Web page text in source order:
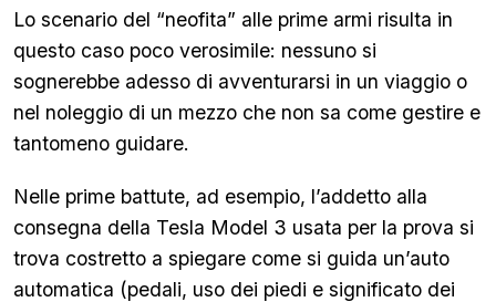
Lo scenario del “neofita” alle prime armi risulta in
questo caso poco verosimile: nessuno si
sognerebbe adesso di avventurarsi in un viaggio o
nel noleggio di un mezzo che non sa come gestire e
tantomeno guidare.
Nelle prime battute, ad esempio, l’addetto alla
consegna della Tesla Model 3 usata per la prova si
trova costretto a spiegare come si guida un’auto
automatica (pedali, uso dei piedi e significato dei